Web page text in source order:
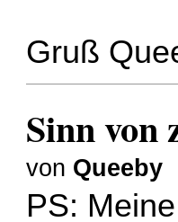
Gruß
Sinn von
von Queeby
PS: